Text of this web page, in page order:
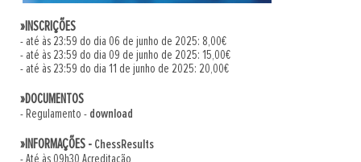
»INSCRIÇÕES
- até às 23:59 do dia 06 de junho de 2025: 8,00€
- até às 23:59 do dia 09 de junho de 2025: 15,00€
- até às 23:59 do dia 11 de junho de 2025: 20,00€
»DOCUMENTOS
- Regulamento - download
»INFORMAÇÕES - ChessResults
- Até às 09h30 Acreditação